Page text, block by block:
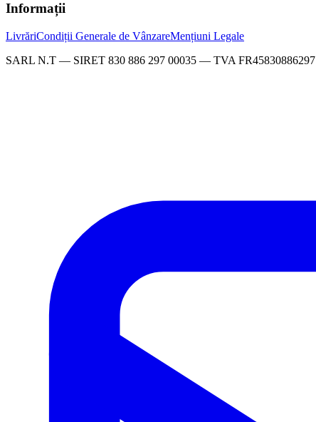
Informații
LivrăriCondiții Generale de VânzareMențiuni Legale
SARL N.T — SIRET 830 886 297 00035 — TVA FR45830886297